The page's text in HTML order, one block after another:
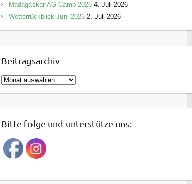
Madagaskar-AG-Camp 2026 4. Juli 2026
Wetterrückblick Juni 2026 2. Juli 2026
Beitragsarchiv
B
e
r
g
Bitte folge und unterstütze uns: